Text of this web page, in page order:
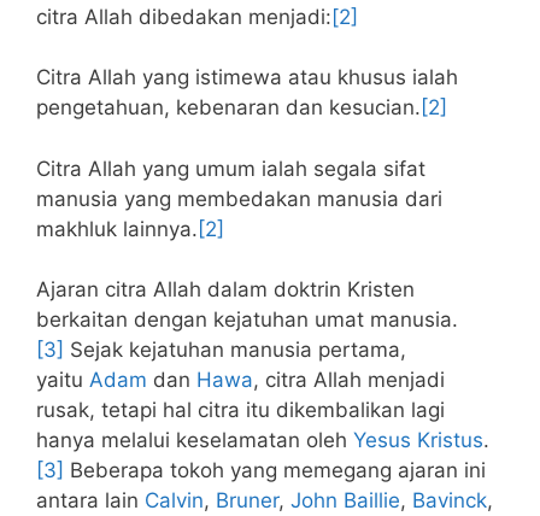
citra Allah dibedakan menjadi:[2]
Citra Allah yang istimewa atau khusus ialah
pengetahuan, kebenaran dan kesucian. [2]
Citra Allah yang umum ialah segala sifat
manusia yang membedakan manusia dari
makhluk lainnya. [2]
Ajaran citra Allah dalam doktrin Kristen
berkaitan dengan kejatuhan umat manusia.
[3] Sejak kejatuhan manusia pertama,
yaitu Adam dan Hawa, citra Allah menjadi
rusak, tetapi hal citra itu dikembalikan lagi
hanya melalui keselamatan oleh Yesus Kristus.
[3] Beberapa tokoh yang memegang ajaran ini
antara lain Calvin, Bruner, John Baillie, Bavinck,